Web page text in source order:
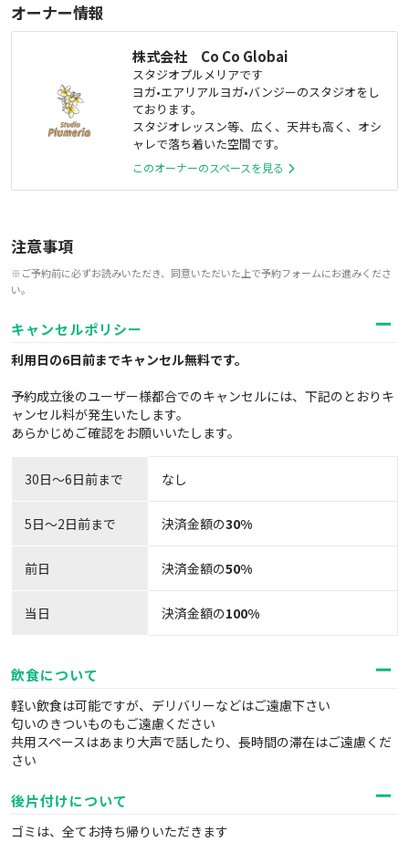
オーナー情報
株式会社 Co Co Globai
スタジオプルメリアです
ヨガ•エアリアルヨガ•バンジーのスタジオをし
ております。
スタジオレッスン等、広く、天井も高く、オシ
ャレで落ち着いた空間です。
このオーナーのスペースを見る
注意事項
※ご予約前に必ずお読みいただき、同意いただいた上で予約フォームにお進みくださ
い。
キャンセルポリシー
利用日の6日前までキャンセル無料です。
予約成立後のユーザー様都合でのキャンセルには、下記のとおりキ
ャンセル料が発生いたします。
あらかじめご確認をお願いいたします。
30日〜6日前まで なし
5日～2日前まで 決済金額の30%
前日 決済金額の50%
当日 決済金額の100%
飲食について
軽い飲食は可能ですが、デリバリーなどはご遠慮下さい
匂いのきついものもご遠慮ください
共用スペースはあまり大声で話したり、長時間の滞在はご遠慮くだ
さい
後片付けについて
ゴミは、全てお持ち帰りいただきます